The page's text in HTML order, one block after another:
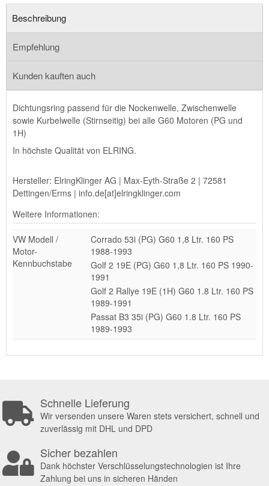
Beschreibung
Empfehlung
Kunden kauften auch
Dichtungsring passend für die Nockenwelle, Zwischenwelle
sowie Kurbelwelle (Stirnseitig) bei alle G60 Motoren (PG und
1H)
In höchste Qualität von ELRING.
Hersteller: ElringKlinger AG | Max-Eyth-Straße 2 | 72581
Dettingen/Erms | info.de[at]elringklinger.com
Weitere Informationen:
VW Modell /
Motor-
Kennbuchstabe
Corrado 53i (PG) G60 1,8 Ltr. 160 PS
1988-1993
Golf 2 19E (PG) G60 1,8 Ltr. 160 PS 1990-
1991
Golf 2 Rallye 19E (1H) G60 1.8 Ltr. 160 PS
1989-1991
Passat B3 35i (PG) G60 1.8 Ltr. 160 PS
1989-1993
Schnelle Lieferung
Wir versenden unsere Waren stets versichert, schnell und
zuverlässig mit DHL und DPD
Sicher bezahlen
Dank höchster Verschlüsselungstechnologien ist Ihre
Zahlung bei uns in sicheren Händen